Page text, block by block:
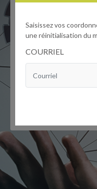
Saisissez vos
une réinitialisation du
COURRIEL